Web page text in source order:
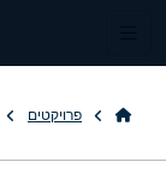
פרויקטים